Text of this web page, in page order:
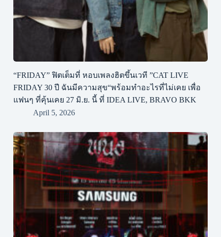
“FRIDAY” ฟิตเต็มที่ หอบเพลงฮิตขึ้นเวที ”CAT LIVE
FRIDAY 30 ปี ฉันมีความสุข“พร้อมทำอะไรที่ไม่เคย เพื่อ
แฟนๆ ที่คุ้นเคย 27 มิ.ย. นี้ ที่ IDEA LIVE, BRAVO BKK
April 5, 2026